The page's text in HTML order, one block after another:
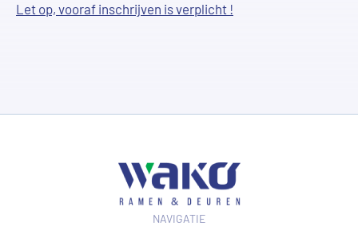
Let op, vooraf inschrijven is verplicht !
NAVIGATIE